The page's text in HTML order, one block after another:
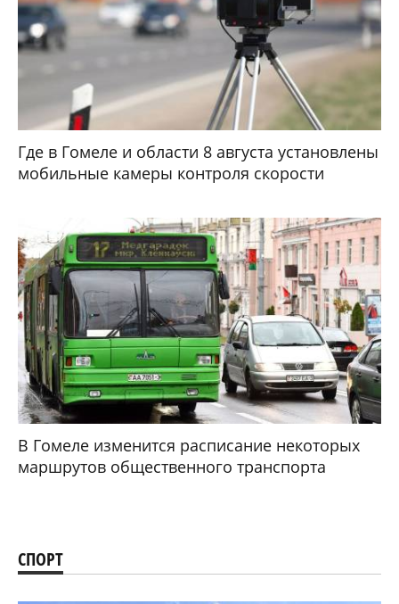
Где в Гомеле и области 8 августа установлены
мобильные камеры контроля скорости
В Гомеле изменится расписание некоторых
маршрутов общественного транспорта
СПОРТ